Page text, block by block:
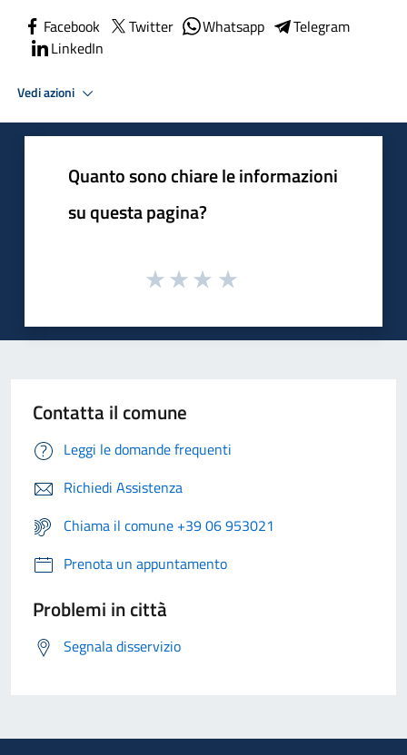
Facebook Twitter Whatsapp
Telegram
LinkedIn
Vedi azioni
Quanto sono chiare le informazioni
su questa pagina?
Contatta il comune
Leggi le domande frequenti
Richiedi Assistenza
Chiama il comune +39 06 953021
Prenota un appuntamento
Problemi in città
Segnala disservizio